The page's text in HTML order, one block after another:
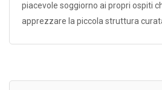
piacevole soggiorno ai propri ospiti
apprezzare la piccola struttura